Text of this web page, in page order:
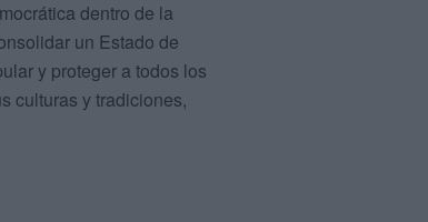
dentro de la
un Estado de
y proteger a todos los
culturas y tradiciones,